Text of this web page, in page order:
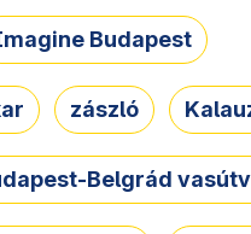
Budapest
zászló
Belgrád